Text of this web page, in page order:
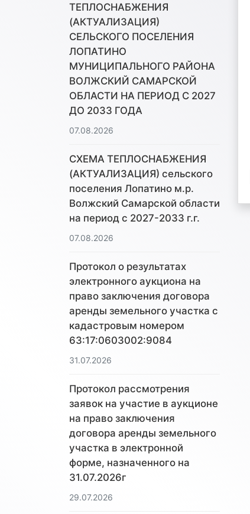
ТЕПЛОСНАБЖЕНИЯ
(АКТУАЛИЗАЦИЯ)
СЕЛЬСКОГО ПОСЕЛЕНИЯ
ЛОПАТИНО
МУНИЦИПАЛЬНОГО РАЙОНА
ВОЛЖСКИЙ САМАРСКОЙ
ОБЛАСТИ НА ПЕРИОД С 2027
ДО 2033 ГОДА
07.08.2026
СХЕМА ТЕПЛОСНАБЖЕНИЯ
(АКТУАЛИЗАЦИЯ) сельского
поселения Лопатино м.р.
Волжский Самарской области
на период с 2027-2033 г.г.
07.08.2026
Протокол о результатах
электронного аукциона на
право заключения договора
аренды земельного участка с
кадастровым номером
63:17:0603002:9084
31.07.2026
Протокол рассмотрения
заявок на участие в аукционе
на право заключения
договора аренды земельного
участка в электронной
форме, назначенного на
31.07.2026г
29.07.2026